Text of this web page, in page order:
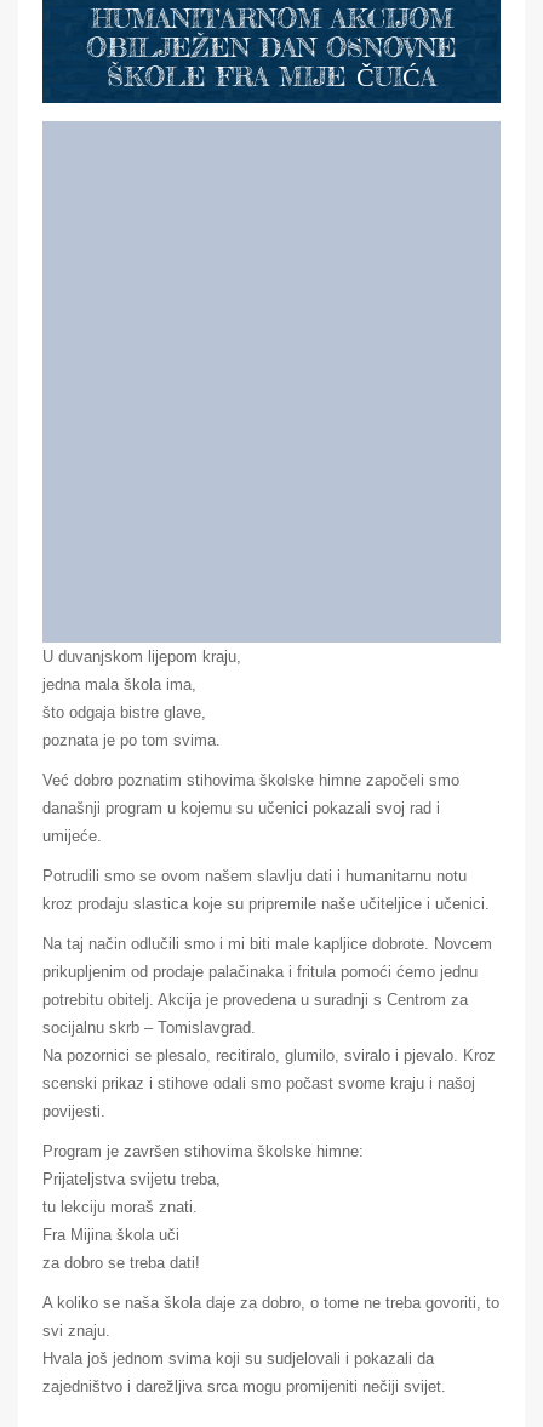
HUMANITARNOM AKCIJOM
OBILJEŽEN DAN OSNOVNE
ŠKOLE FRA MIJE ČUIĆA
U duvanjskom lijepom kraju,
jedna mala škola ima,
što odgaja bistre glave,
poznata je po tom svima.
Već dobro poznatim stihovima školske himne započeli smo
današnji program u kojemu su učenici pokazali svoj rad i
umijeće.
Potrudili smo se ovom našem slavlju dati i humanitarnu notu
kroz prodaju slastica koje su pripremile naše učiteljice i učenici.
Na taj način odlučili smo i mi biti male kapljice dobrote. Novcem
prikupljenim od prodaje palačinaka i fritula pomoći ćemo jednu
potrebitu obitelj. Akcija je provedena u suradnji s Centrom za
socijalnu skrb – Tomislavgrad.
Na pozornici se plesalo, recitiralo, glumilo, sviralo i pjevalo. Kroz
scenski prikaz i stihove odali smo počast svome kraju i našoj
povijesti.
Program je završen stihovima školske himne:
Prijateljstva svijetu treba,
tu lekciju moraš znati.
Fra Mijina škola uči
za dobro se treba dati!
A koliko se naša škola daje za dobro, o tome ne treba govoriti, to
svi znaju.
Hvala još jednom svima koji su sudjelovali i pokazali da
zajedništvo i darežljiva srca mogu promijeniti nečiji svijet.